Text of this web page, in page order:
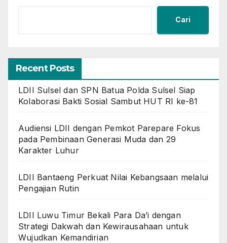
Cari
Recent Posts
LDII Sulsel dan SPN Batua Polda Sulsel Siap
Kolaborasi Bakti Sosial Sambut HUT RI ke-81
Audiensi LDII dengan Pemkot Parepare Fokus
pada Pembinaan Generasi Muda dan 29
Karakter Luhur
LDII Bantaeng Perkuat Nilai Kebangsaan melalui
Pengajian Rutin
LDII Luwu Timur Bekali Para Da’i dengan
Strategi Dakwah dan Kewirausahaan untuk
Wujudkan Kemandirian